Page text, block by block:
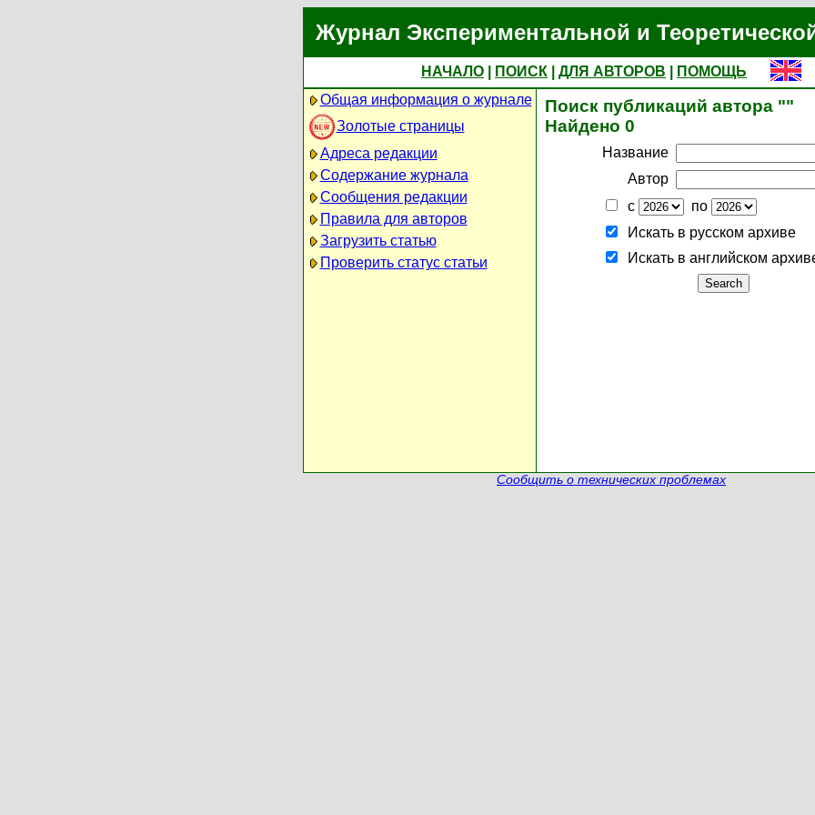
Журнал Экспериментальной и
НАЧАЛО ПОИСК ДЛЯ АВТОРОВ
ПОМОЩЬ
Общая информация о журнале
Золотые страницы
Адреса редакции
Содержание журнала
Сообщения редакции
Правила для авторов
Загрузить статью
Проверить статус статьи
Поиск публикаций автора ""
Найдено 0
Название
Автор
с
по
Искать в русском архиве
Искать в английском
Сообщить о технических проблемах